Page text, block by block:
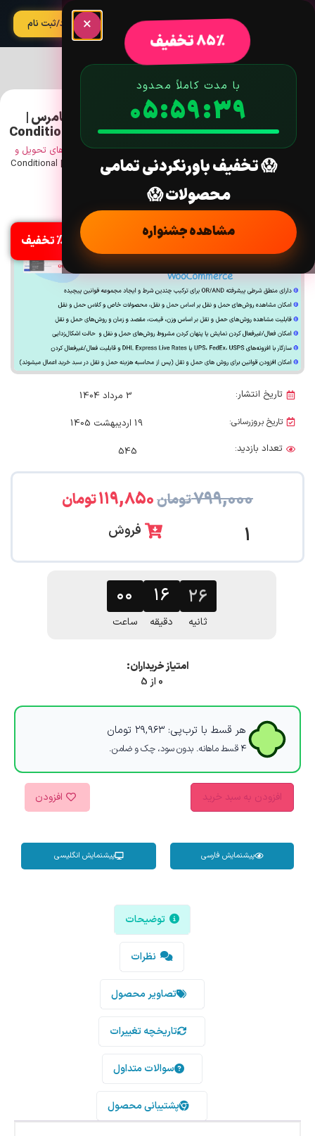
×
85% تخفیف
با مدت کاملاً محدود
05:59:37
😱 تخفیف باورنکردنی تمامی
محصولات 😱
مشاهده جشنواره
آپدیت ورود/ثبت نام
افزونه روش های حمل و نقل شرطی برای ووکامرس |
Conditional Shipping Methods For WooCommerce
خانه/افزونه/ووکامرس/حمل و نقل، تحویل و تکمیل/ گزینه های تحویل و
حمل و نقل
/ افزونه روش های حمل و نقل شرطی برای ووکامرس | Conditional
Shipping Methods For WooCommerce
نسخه: 1.5.2
%85 تخفیف
تاریخ انتشار: 3 مرداد 1404
تاریخ بروزرسانی:
19 اردیبهشت 1405
تعداد بازدید:
545
۷۹۹,۰۰۰تومان۱۱۹,۸۵۰تومان
1 فروش
۰۰
ساعت
۱۶
دقیقه
۲۵
ثانیه
امتیاز خریداران:
0 از 5
هر قسط با ترب‌پی: ۲۹,۹۶۳ تومان
۴ قسط ماهانه. بدون سود، چک و ضامن.
افزودن به سبد خرید افزودن
پیشنمایش فارسی پیشنمایش انگلیسی
توضیحات
نظرات
تصاویر محصول
تاریخچه تغییرات
سوالات متداول
پشتیبانی محصول